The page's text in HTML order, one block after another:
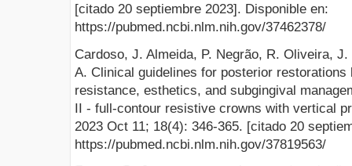
[citado 20 septiembre 2023]. Disponible en:
https://pubmed.ncbi.nlm.nih.gov/37462378/
Cardoso, J. Almeida, P. Negrão, R. Oliveira,
A. Clinical guidelines for posterior restorations
resistance, esthetics, and subgingival
II - full-contour resistive crowns with vertical
2023 Oct 11; 18(4): 346-365. [citado 20
https://pubmed.ncbi.nlm.nih.gov/37819563/